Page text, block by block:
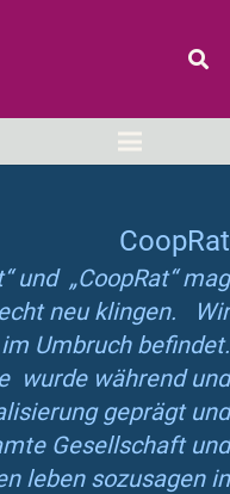
CoopRat
und „CoopRat“ mag
neu klingen. Wir
Umbruch befindet.
wurde während und
geprägt und
Gesellschaft und
leben sozusagen in